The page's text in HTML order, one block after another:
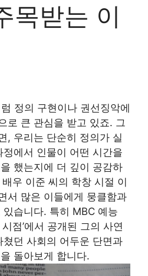
목받는 이
럼 정의 구현이나 권선징악에
로 큰 관심을 받고 있죠. 그
, 우리는 단순히 정의가 실
에서 인물이 어떤 시간을
했는지에 더 깊이 공감하
우 이준 씨의 학창 시절 이
서 많은 이들에게 뭉클함과
습니다. 특히 MBC 예능
점’에서 공개된 그의 사연
던 사회의 어두운 단면과
돌아보게 합니다.